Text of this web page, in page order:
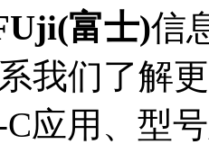
富士)信
我们了解
C应用、型